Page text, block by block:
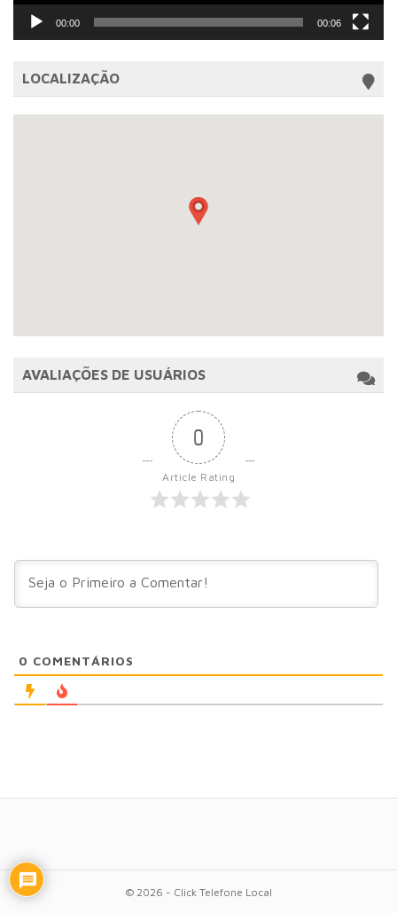
00:00 00:06
LOCALIZAÇÃO
AVALIAÇÕES DE USUÁRIOS
0
Article Rating
0 COMENTÁRIOS
© 2026 - Click Telefone Local